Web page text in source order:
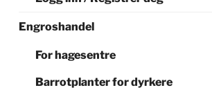
Engroshandel
For hagesentre
Barrotplanter for dyrkere